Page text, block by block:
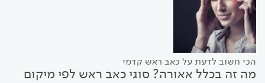
הכי חשוב לדעת על כאב ראש קדמי
מה זה בכלל אאורה? סוגי כאב ראש לפי מיקום